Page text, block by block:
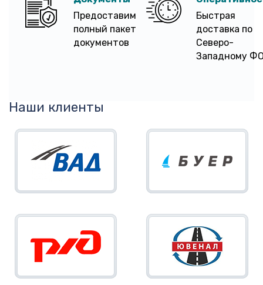
Предоставим
полный пакет
документов
Быстрая
доставка по
Северо-
Западному
Наши клиенты